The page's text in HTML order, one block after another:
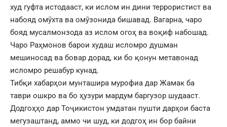
худ гуфта истодааст, ки ислом ин дини террористист ва
набояд омӯхта ва омӯзонида бишавад. Вагарна, чаро
бояд мусалмонзода аз ислом огоҳ ва воқиф набошад.
Чаро Раҳмонов барои худаш исломро душман
мешиносад ва бовар дорад, ки бо қонун метавонад
исломро решабур кунад.
Тибқи хабарҳои мунташира мурофиа дар Жамак ба
таври ошкро ва бо ҳузури мардум баргузор шудааст.
Додгоҳҳо дар Тоҷикистон умдатан пушти дарҳои баста
мегузаштанд, аммо чи шуд, ки додгоҳ ин бор байни